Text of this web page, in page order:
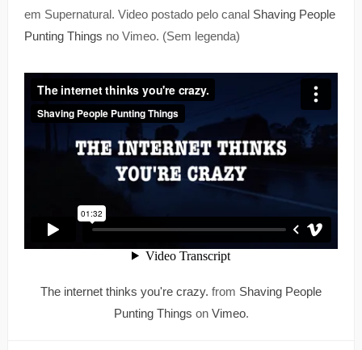
em Supernatural. Video postado pelo canal Shaving People
Punting Things no Vimeo. (Sem legenda)
The internet thinks you're crazy. from Shaving People
Punting Things on Vimeo.